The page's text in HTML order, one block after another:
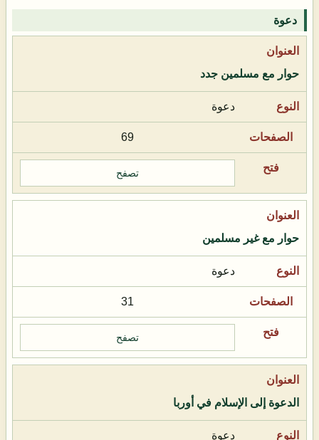
دعوة
حوار مع مسلمين جدد
دعوة
69
تصفح
حوار مع غير مسلمين
دعوة
31
تصفح
الدعوة إلى الإسلام في أوربا
دعوة